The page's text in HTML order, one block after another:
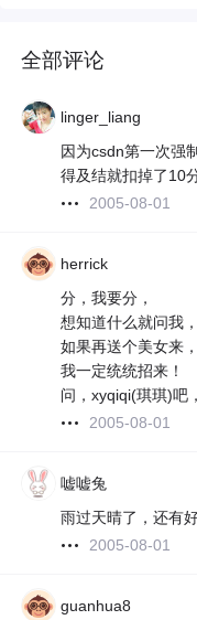
全部评论
linger_liang
因为csdn第一次强
得及结就扣掉了10
2005-08-01
herrick
分，我要分，
想知道什么就问我，
如果再送个美女来，
我一定统统招来！
问，xyqiqi(琪琪)吧
2005-08-01
嘘嘘兔
雨过天晴了，还有
2005-08-01
guanhua8